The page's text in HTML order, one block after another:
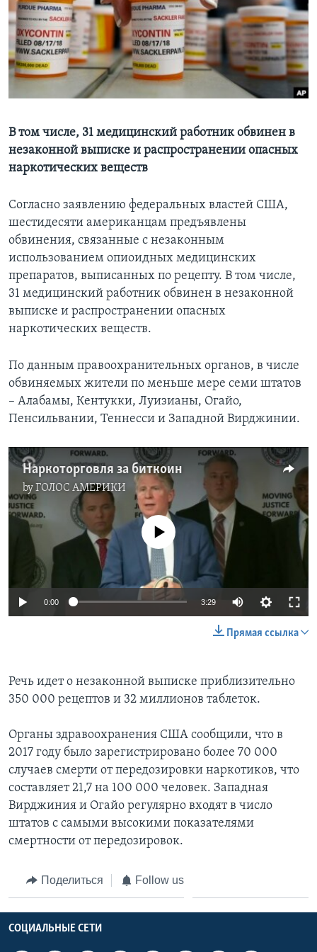
Learning English
СОЦИАЛЬНЫЕ СЕТИ
Языки
В том числе, 31 медицинский работник обвинен в
незаконной выписке и распространении опасных
наркотических веществ
Согласно заявлению федеральных властей США,
шестидесяти американцам предъявлены
обвинения, связанные с незаконным
использованием опиоидных медицинских
препаратов, выписанных по рецепту. В том числе,
31 медицинский работник обвинен в незаконной
выписке и распространении опасных
наркотических веществ.
По данным правоохранительных органов, в числе
обвиняемых жители по меньше мере семи штатов
– Алабамы, Кентукки, Луизианы, Огайо,
Пенсильвании, Теннесси и Западной Вирджинии.
Наркоторговля за биткоин
byГОЛОС АМЕРИКИ
No media source currently available
0:00 3:29
Прямая ссылка
Речь идет о незаконной выписке приблизительно
350 000 рецептов и 32 миллионов таблеток.
Органы здравоохранения США сообщили, что в
2017 году было зарегистрировано более 70 000
случаев смерти от передозировки наркотиков, что
составляет 21,7 на 100 000 человек. Западная
Вирджиния и Огайо регулярно входят в число
штатов с самыми высокими показателями
смертности от передозировок.
Поделиться Follow us
СОЦИАЛЬНЫЕ СЕТИ